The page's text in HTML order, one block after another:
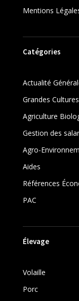
Mentions
Catégories
Actualité
Grandes Cultures
Agriculture
Gestion des
Agro-
Aides
Références
PAC
Élevage
Volaille
Porc